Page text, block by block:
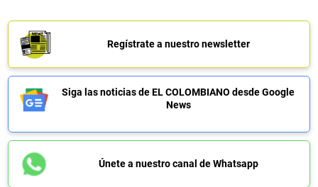
Regístrate a nuestro newsletter
Siga las noticias de EL COLOMBIANO desde Google
News
Únete a nuestro canal de Whatsapp